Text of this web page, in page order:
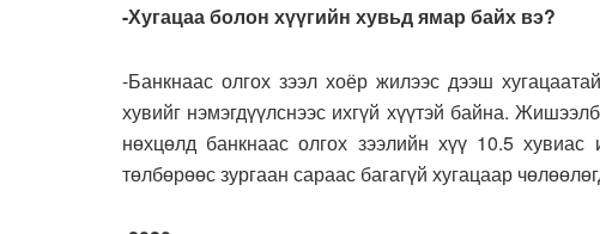
-Хугацаа болон хүүгийн хувьд ямар байх вэ?
-Банкнаас олгох зээл хоёр жилээс дээш
хувийг нэмэгдүүлснээс ихгүй хүүтэй байна.
нөхцөлд банкнаас олгох зээлийн хүү 10.5
төлбөрөөс зургаан сараас багагүй хугацаар